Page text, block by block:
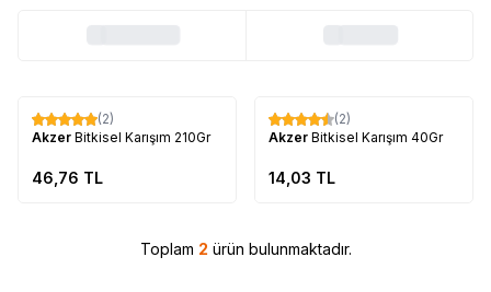
(2)
Akzer Bitkisel Karışım 210Gr
46,76 TL
(2)
Akzer Bitkisel Karışım 40Gr
14,03 TL
Toplam 2 ürün bulunmaktadır.